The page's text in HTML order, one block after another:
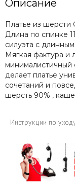
Описание
Платье из шерсти
Длина по спинке
силуэта с
Мягкая фактура и
минималистичный
делает платье
сочетаний и
шерсть 90% ,